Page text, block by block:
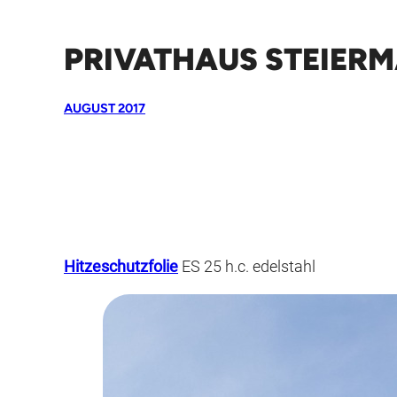
PRIVATHAUS
AUGUST 2017
Hitzeschutzfolie ES 25 h.c. edelstahl